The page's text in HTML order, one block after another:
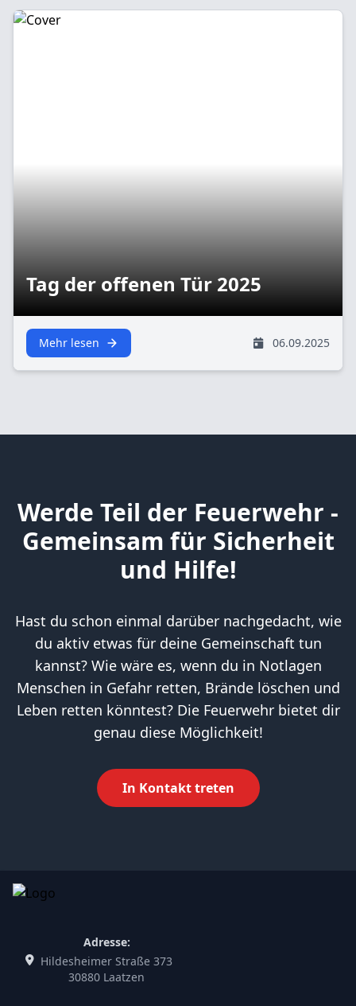
Tag der offenen Tür 2025
Mehr lesen 06.09.2025
Werde Teil der Feuerwehr -
Gemeinsam für Sicherheit
und Hilfe!
Hast du schon einmal darüber nachgedacht, wie
du aktiv etwas für deine Gemeinschaft tun
kannst? Wie wäre es, wenn du in Notlagen
Menschen in Gefahr retten, Brände löschen und
Leben retten könntest? Die Feuerwehr bietet dir
genau diese Möglichkeit!
In Kontakt treten
Adresse:
Hildesheimer Straße 373
30880 Laatzen